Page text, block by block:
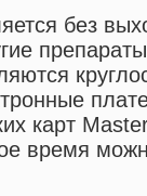
без
карт
время